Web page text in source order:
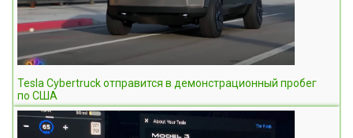
Tesla Cybertruck отправится в демонстрационный пробег
по США